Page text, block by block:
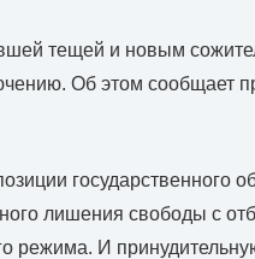
тещей и новым
Об этом сообщает
государственного
лишения свободы с
режима. И